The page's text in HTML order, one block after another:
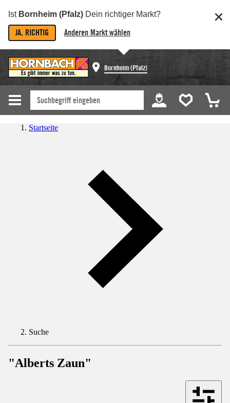
Ist Bornheim (Pfalz) Dein richtiger Markt?
JA, RICHTIG Anderen Markt wählen
Bornheim (Pfalz)
Startseite
Suche
"Alberts Zaun"